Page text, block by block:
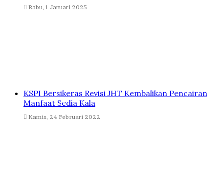
Rabu, 1 Januari 2025
KSPI Bersikeras Revisi JHT Kembalikan Pencairan
Manfaat Sedia Kala
Kamis, 24 Februari 2022